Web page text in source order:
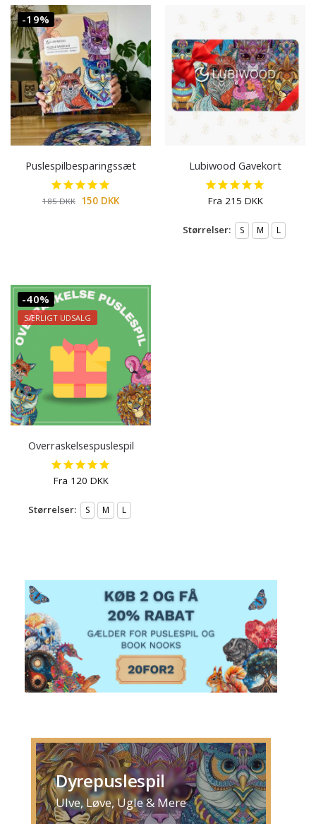
-19%
Puslespilbesparingssæt
185DKK 150 DKK
Lubiwood Gavekort
Fra 215 DKK
Størrelser: S M L
-40%
SÆRLIGT UDSALG
Overraskelsespuslespil
Fra 120 DKK
Størrelser: S M L
Dyrepuslespil
Ulve, Løve, Ugle & Mere